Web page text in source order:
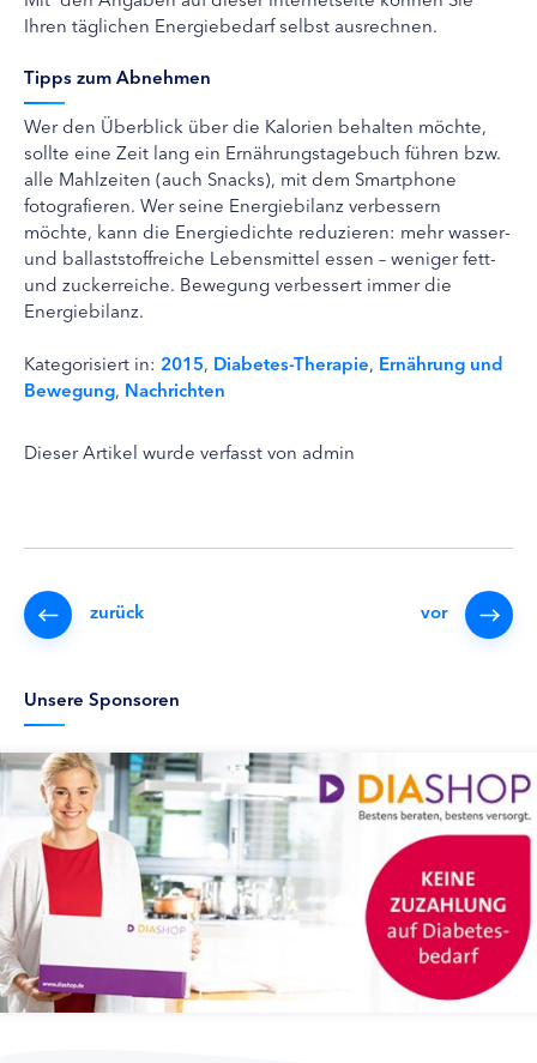
Ihren täglichen Energiebedarf selbst ausrechnen.
Tipps zum Abnehmen
Wer den Überblick über die Kalorien behalten möchte,
sollte eine Zeit lang ein Ernährungstagebuch führen bzw.
alle Mahlzeiten (auch Snacks), mit dem Smartphone
fotografieren. Wer seine Energiebilanz verbessern
möchte, kann die Energiedichte reduzieren: mehr wasser-
und ballaststoffreiche Lebensmittel essen – weniger fett-
und zuckerreiche. Bewegung verbessert immer die
Energiebilanz.
Kategorisiert in: 2015, Diabetes-Therapie, Ernährung und
Bewegung, Nachrichten
Dieser Artikel wurde verfasst von admin
zurück vor
Unsere Sponsoren